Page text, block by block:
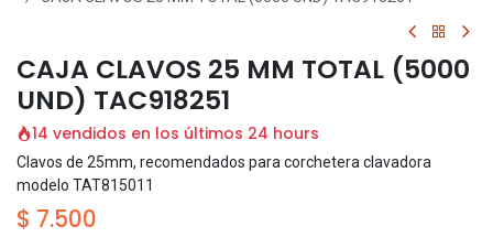
CAJA CLAVOS 25 MM TOTAL (5000
UND) TAC918251
14 vendidos en los últimos 24 hours
Clavos de 25mm, recomendados para corchetera clavadora
modelo TAT815011
$ 7.500